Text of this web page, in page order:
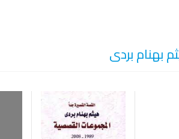
بهنام بردى